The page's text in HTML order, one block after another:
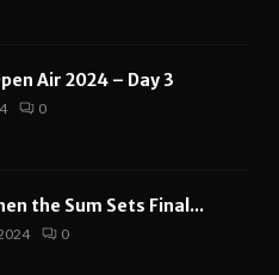
Air 2024 – Day 3
0
the Sum Sets Final...
0